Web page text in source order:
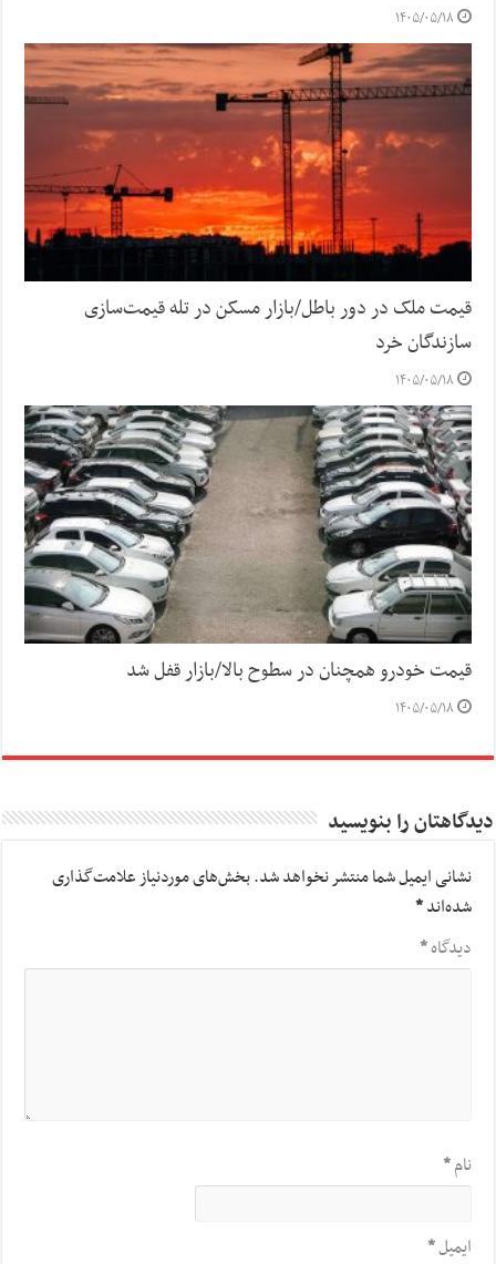
۱۴۰۵/۰۵/۱۸
قیمت ملک در دور باطل/بازار مسکن در تله قیمت‌سازی
سازندگان خرد
۱۴۰۵/۰۵/۱۸
قیمت خودرو همچنان در سطوح بالا/بازار قفل شد
۱۴۰۵/۰۵/۱۸
دیدگاهتان را بنویسید
نشانی ایمیل شما منتشر نخواهد شد.بخش‌های موردنیاز علامت‌گذاری
شده‌اند*
دیدگاه*
نام*
ایمیل*